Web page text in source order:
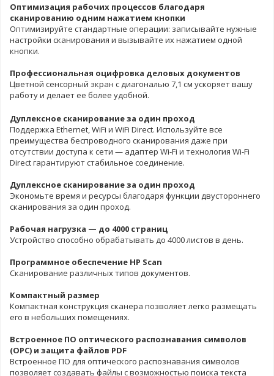
Оптимизация рабочих процессов благодаря
сканированию одним нажатием кнопки
Оптимизируйте стандартные операции: записывайте нужные
настройки сканирования и вызывайте их нажатием одной
кнопки.
Профессиональная оцифровка деловых документов
Цветной сенсорный экран с диагональю 7,1 см ускоряет вашу
работу и делает ее более удобной.
Дуплексное сканирование за один проход
Поддержка Ethernet, WiFi и WiFi Direct. Используйте все
преимущества беспроводного сканирования даже при
отсутствии доступа к сети — адаптер Wi-Fi и технология Wi-Fi
Direct гарантируют стабильное соединение.
Дуплексное сканирование за один проход
Экономьте время и ресурсы благодаря функции двустороннего
сканирования за один проход.
Рабочая нагрузка — до 4000 страниц
Устройство способно обрабатывать до 4000 листов в день.
Программное обеспечение HP Scan
Сканирование различных типов документов.
Компактный размер
Компактная конструкция сканера позволяет легко размещать
его в небольших помещениях.
Встроенное ПО оптического распознавания символов
(ОРС) и защита файлов PDF
Встроенное ПО для оптического распознавания символов
позволяет создавать файлы с возможностью поиска текста